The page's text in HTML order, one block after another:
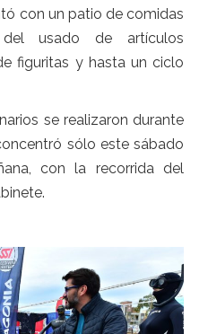
con un patio de comidas
usado de artículos
figuritas y hasta un ciclo
se realizaron durante
sólo este sábado
con la recorrida del